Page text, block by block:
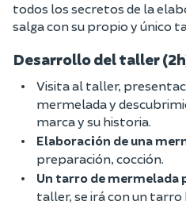
todos los secretos de la
salga con su propio y único
Desarrollo del taller
Visita al taller,
mermelada y
marca y su historia.
Elaboración de una
preparación, cocción.
Un tarro de mermelada
taller, se irá con un tarro